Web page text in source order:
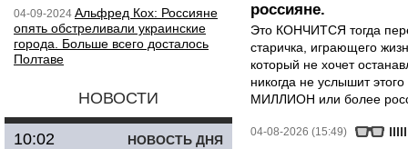
04-09-2024 Альфред Кох: Россияне
опять обстреливали украинские
города. Больше всего досталось
Полтаве
НОВОСТИ
НОВОСТЬ ДНЯ
10:02
россияне.
Это КОНЧИТСЯ тогда
старичка, играющего
который не хочет
никогда не услышит
МИЛЛИОН или более
04-08-2026 (15:49)